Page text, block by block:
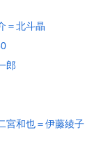
＝北斗晶
郎
宮和也＝伊藤綾子